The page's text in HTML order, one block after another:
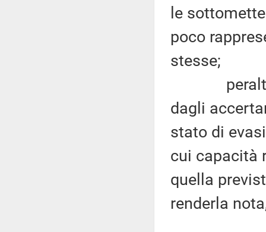
le
poco
stesse;
peraltro,
dagli
stato di
cui capacità
quella
renderla